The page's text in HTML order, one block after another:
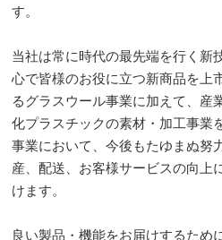
す。
当社は常に時代の最先端を行く新
心で皆様のお役に立つ新商品を上
るグラスウール事業に加えて、産
化プラスチックの素材・加工事業
事業において、今後もたゆまぬ努
産、配送、お客様サービスの向上
けます。
良い製品・機能をお届けするため